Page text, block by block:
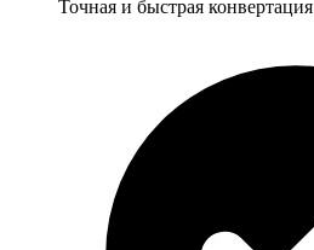
Точная и быстрая конвертация